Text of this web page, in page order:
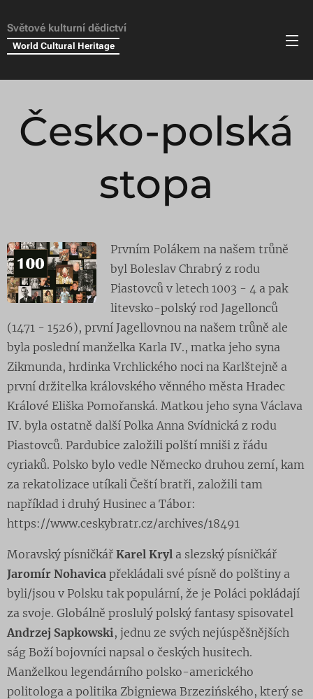
Světové kulturní dědictví
World Cultural Heritage
Česko-polská
stopa
Prvním Polákem na našem trůně
byl Boleslav Chrabrý z rodu
Piastovců v letech 1003 - 4 a pak
litevsko-polský rod Jagellonců
(1471 - 1526), první Jagellovnou na našem trůně ale
byla poslední manželka Karla IV., matka jeho syna
Zikmunda, hrdinka Vrchlického noci na Karlštejně a
první držitelka královského věnného města Hradec
Králové Eliška Pomořanská. Matkou jeho syna Václava
IV. byla ostatně další Polka Anna Svídnická z rodu
Piastovců. Pardubice založili polští mniši z řádu
cyriaků. Polsko bylo vedle Německo druhou zemí, kam
za rekatolizace utíkali Čeští bratři, založili tam
například i druhý Husinec a Tábor:
https://www.ceskybratr.cz/archives/18491
Moravský písničkář Karel Kryl a slezský písničkář
Jaromír Nohavica překládali své písně do polštiny a
byli/jsou v Polsku tak populární, že je Poláci pokládají
za svoje. Globálně proslulý polský fantasy spisovatel
Andrzej Sapkowski, jednu ze svých nejúspěšnějších
ság Boží bojovníci napsal o českých husitech.
Manželkou legendárního polsko-amerického
politologa a politika Zbigniewa Brzezińského, který se